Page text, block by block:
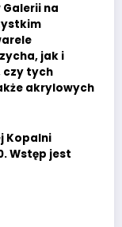
na
jak i
czy tych
akrylowych
Kopalni
Wstęp jest